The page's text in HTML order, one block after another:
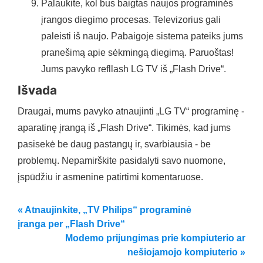
Palaukite, kol bus baigtas naujos programinės
įrangos diegimo procesas. Televizorius gali
paleisti iš naujo. Pabaigoje sistema pateiks jums
pranešimą apie sėkmingą diegimą. Paruoštas!
Jums pavyko refllash LG TV iš „Flash Drive“.
Išvada
Draugai, mums pavyko atnaujinti „LG TV“ programinę -
aparatinę įrangą iš „Flash Drive“. Tikimės, kad jums
pasisekė be daug pastangų ir, svarbiausia - be
problemų. Nepamirškite pasidalyti savo nuomone,
įspūdžiu ir asmenine patirtimi komentaruose.
« Atnaujinkite, „TV Philips“ programinė
įranga per „Flash Drive“
Modemo prijungimas prie kompiuterio ar
nešiojamojo kompiuterio »